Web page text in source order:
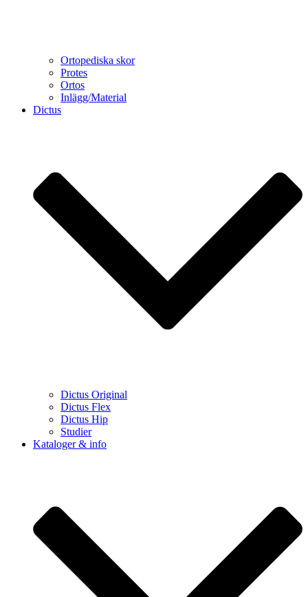
Ortopediska skor
Protes
Ortos
Inlägg/Material
Dictus
Dictus Original
Dictus Flex
Dictus Hip
Studier
Kataloger & info